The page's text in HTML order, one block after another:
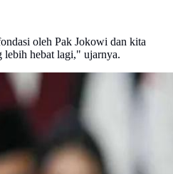
oleh Pak Jokowi dan kita
lebih hebat lagi," ujarnya.